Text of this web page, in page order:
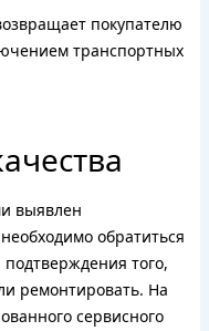
покупателю
транспортных
выявлен
обратиться
того,
ремонтировать. На
сервисного